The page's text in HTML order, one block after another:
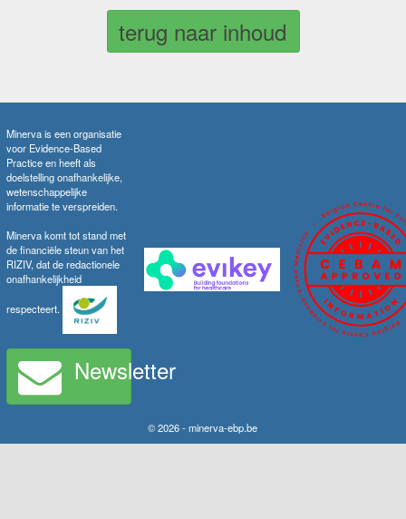
terug naar inhoud
Minerva is een organisatie
voor Evidence-Based
Practice en heeft als
doelstelling onafhankelijke,
wetenschappelijke
informatie te verspreiden.
Minerva komt tot stand met
de financiële steun van het
RIZIV, dat de redactionele
onafhankelijkheid
respecteert.
Newsletter
© 2026 - minerva-ebp.be